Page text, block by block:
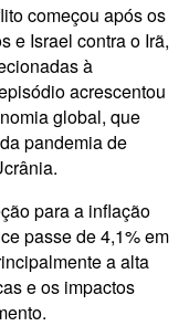
começou após os
e Israel contra o Irã,
à
acrescentou
global, que
pandemia de
para a inflação
passe de 4,1% em
a alta
e os impactos